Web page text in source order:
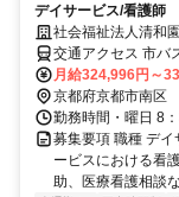
デイサービス/看護師
社会福祉法人清和
交通アクセス 市バ
下車 徒歩8分 JR「
阪急 洛西口駅下車
月給324,996円～
京都府京都市南区
勤務時間・曜日 8
募集要項 職種 デ
ービスにおける看
助、医療看護相談